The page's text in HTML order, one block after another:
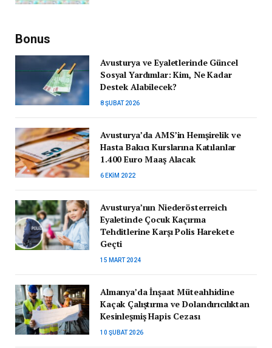
Bonus
Avusturya ve Eyaletlerinde Güncel
Sosyal Yardımlar: Kim, Ne Kadar
Destek Alabilecek?
8 ŞUBAT 2026
Avusturya’da AMS’in Hemşirelik ve
Hasta Bakıcı Kurslarına Katılanlar
1.400 Euro Maaş Alacak
6 EKIM 2022
Avusturya’nın Niederösterreich
Eyaletinde Çocuk Kaçırma
Tehditlerine Karşı Polis Harekete
Geçti
15 MART 2024
Almanya’da İnşaat Müteahhidine
Kaçak Çalıştırma ve Dolandırıcılıktan
Kesinleşmiş Hapis Cezası
10 ŞUBAT 2026